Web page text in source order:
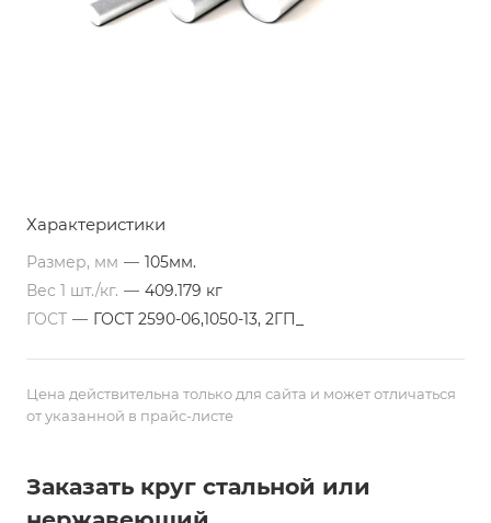
Характеристики
Размер, мм — 105мм.
Вес 1 шт./кг. — 409.179 кг
ГОСТ — ГОСТ 2590-06,1050-13, 2ГП_
Цена действительна только для сайта и может отличаться
от указанной в прайс-листе
Заказать круг стальной или